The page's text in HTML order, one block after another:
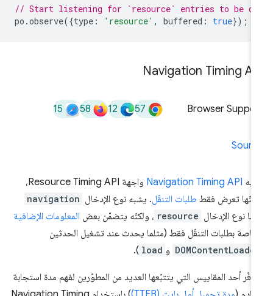
// Start listening for `resource` entries to be
po.observe({type : 'resource', buffered: true
Navigation Timing
Browser
57
12
58
15
Navigation Timing API
واجهة Resource Timing API،
تعرض فقططلبات التنقّل. يشبه نوع الإدخال navigation
نوع الإدخال resource ، ولكنّه يتضمّن بعضالمعلومات الإضافية
بطلبات التنقّل فقط (مثلما يحدث عند تشغيل الحدثين
و load
).
أحد المقاييس التي يتتبّعها العديد من المطوّرين لفهم مدة استجابة